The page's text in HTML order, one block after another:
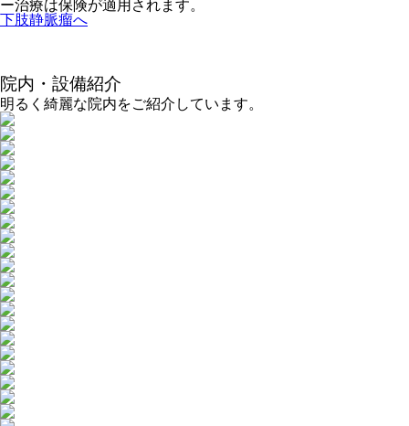
ー治療は保険が適用されます。
下肢静脈瘤へ
院内・設備紹介
明るく綺麗な院内をご紹介しています。